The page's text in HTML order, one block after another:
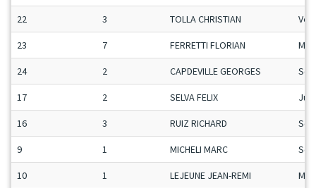
22 3 TOLLA CHRISTIAN Vet
23 7 FERRETTI FLORIAN
24 2 CAPDEVILLE GEORGES
17 2 SELVA FELIX Ju-
16 3 RUIZ RICHARD
9 1 MICHELI MARC
10 1 LEJEUNE JEAN-REMI